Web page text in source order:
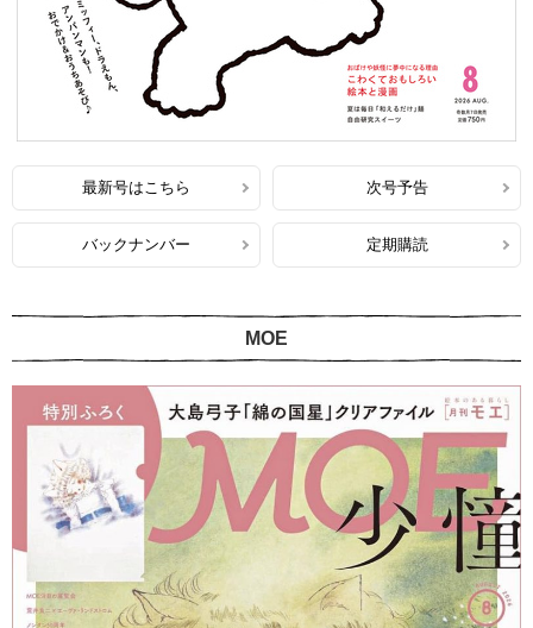
最新号はこちら 次号予告
バックナンバー 定期購読
MOE